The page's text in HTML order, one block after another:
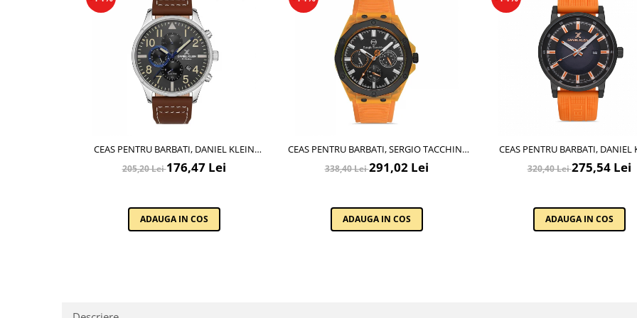
Lenjerii de pat pentru copii
Tricouri de craciun
CEAS PENTRU BARBATI, DANIEL KLEIN
EXCLUSIVE, DK.1.13389.2
205,20 Lei176,47 Lei
ADAUGA IN COS
CEAS PENTRU BARBATI, SERGIO TACCHINI
STREAMLINE, ST.1.10196.6
338,40 Lei291,02 Lei
ADAUGA IN COS
CEAS PENTRU BARBATI, DANIEL
SOLAR, DK.1.13198.5
320,40 Lei275,54 Lei
ADAUGA IN COS